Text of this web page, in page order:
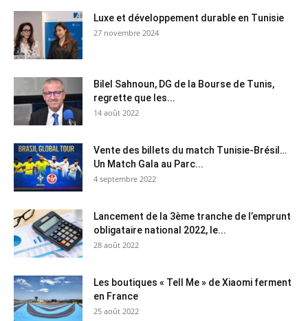
Luxe et développement durable en Tunisie
27 novembre 2024
Bilel Sahnoun, DG de la Bourse de Tunis,
regrette que les...
14 août 2022
Vente des billets du match Tunisie-Brésil…
Un Match Gala au Parc...
4 septembre 2022
Lancement de la 3ème tranche de l’emprunt
obligataire national 2022, le...
28 août 2022
Les boutiques « Tell Me » de Xiaomi ferment
en France
25 août 2022